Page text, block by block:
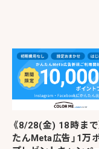
《8/28(金) 18時まで
たんMeta広告」1万